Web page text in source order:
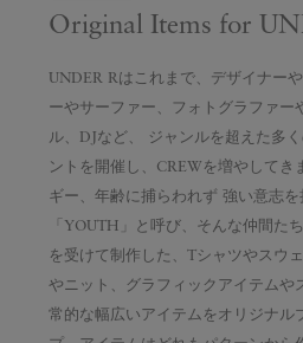
Original Items for
UNDER Rはこれまで、デザイナー
ーやサーファー、フォトグラファー
ル、DJなど、 ジャンルを超えた多
ントを開催し、CREWを増やしてき
ギー、年齢に捕らわれず 強い意志
「YOUTH」と呼び、そんな仲間た
を受けて制作した、Tシャツやスウ
やニット、グラフィックアイテムや
常的な幅広いアイテムをオリジナル